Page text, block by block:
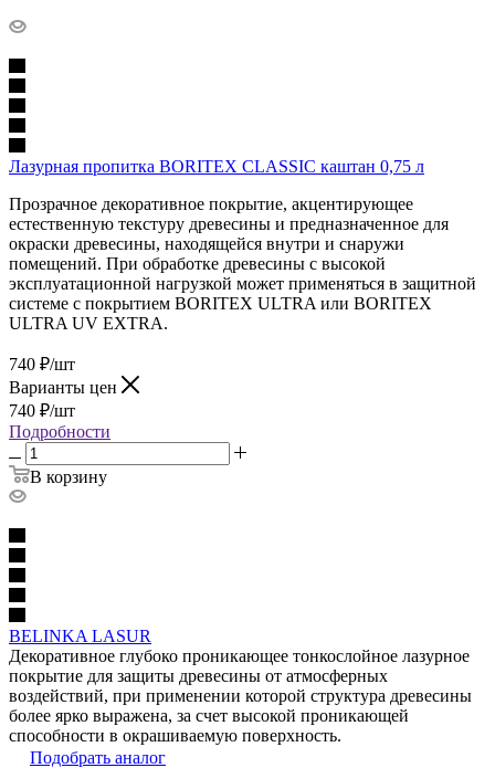
Лазурная пропитка BORITEX CLASSIC каштан 0,75 л
Прозрачное декоративное покрытие, акцентирующее
естественную текстуру древесины и предназначенное для
окраски древесины, находящейся внутри и снаружи
помещений. При обработке древесины с высокой
эксплуатационной нагрузкой может применяться в защитной
системе с покрытием BORITEX ULTRA или BORITEX
ULTRA UV EXTRA.
740 ₽/шт
Варианты цен
740 ₽/шт
Подробности
В корзину
BELINKA LASUR
Декоративное глубоко проникающее тонкослойное лазурное
покрытие для защиты древесины от атмосферных
воздействий, при применении которой структура древесины
более ярко выражена, за счет высокой проникающей
способности в окрашиваемую поверхность.
Подобрать аналог